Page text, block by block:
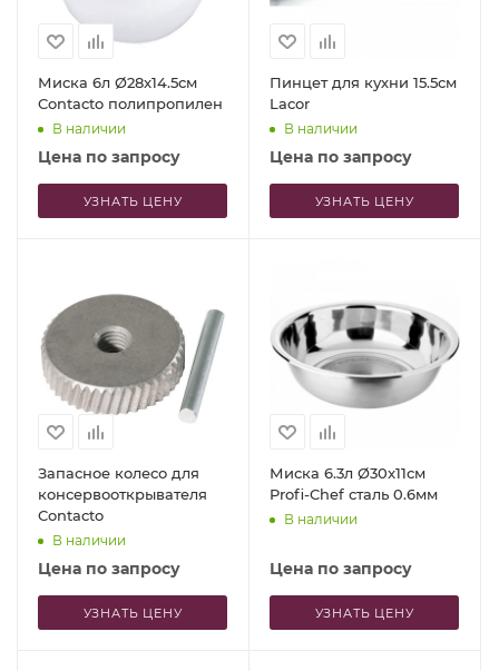
Миска 6л Ø28x14.5см
Contacto полипропилен
В наличии
Цена по запросу
УЗНАТЬ ЦЕНУ
Пинцет для кухни 15.5см
Lacor
В наличии
Цена по запросу
УЗНАТЬ ЦЕНУ
Запасное колесо для
консервооткрывателя
Contacto
В наличии
Цена по запросу
УЗНАТЬ ЦЕНУ
Миска 6.3л Ø30x11см
Profi-Chef сталь 0.6мм
В наличии
Цена по запросу
УЗНАТЬ ЦЕНУ